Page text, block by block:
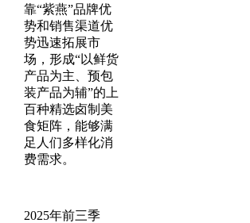
靠“紫燕”品牌优
势和销售渠道优
势迅速拓展市
场，形成“以鲜货
产品为主、预包
装产品为辅”的上
百种精选卤制美
食矩阵，能够满
足人们多样化消
费需求。
2025年前三季